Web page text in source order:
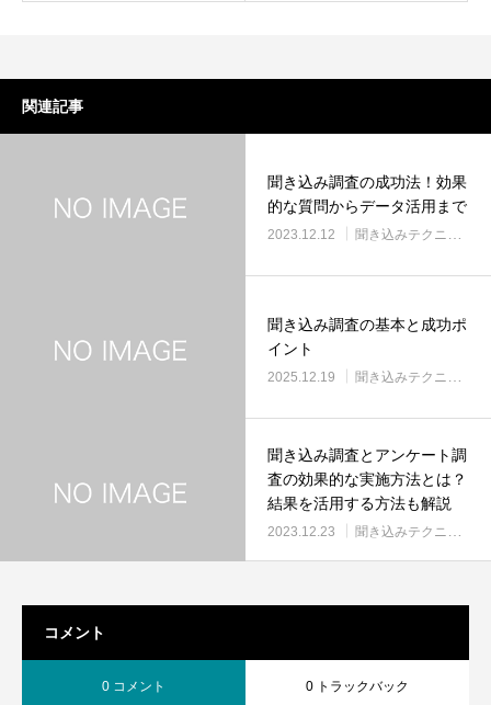
関連記事
聞き込み調査の成功法！効果
的な質問からデータ活用まで
2023.12.12 聞き込みテクニック
聞き込み調査の基本と成功ポ
イント
2025.12.19 聞き込みテクニック
聞き込み調査とアンケート調
査の効果的な実施方法とは？
結果を活用する方法も解説
2023.12.23 聞き込みテクニック
コメント
0 コメント 0 トラックバック